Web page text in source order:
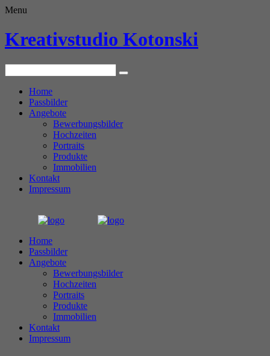
Menu
Kreativstudio Kotonski
Home
Passbilder
Angebote
Bewerbungsbilder
Hochzeiten
Portraits
Produkte
Immobilien
Kontakt
Impressum
Home
Passbilder
Angebote
Bewerbungsbilder
Hochzeiten
Portraits
Produkte
Immobilien
Kontakt
Impressum